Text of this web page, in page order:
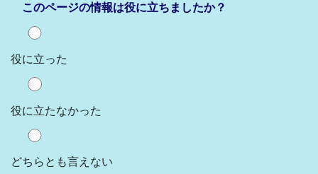
このページの情報は役に立ちましたか？
役に立った
役に立たなかった
どちらとも言えない